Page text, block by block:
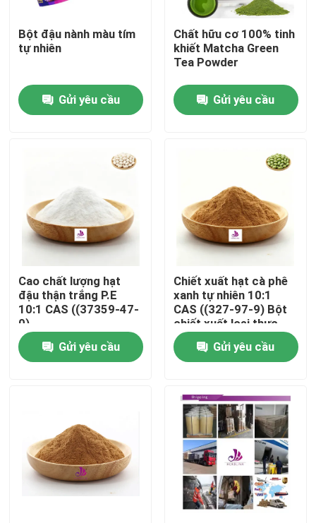
Trang chủ
Video
Về chúng tôi
Tham quan nhà máy
Kiểm soát chất lượng
Yêu cầu báo giá
Bột đậu nành màu tím
tự nhiên
Gửi yêu cầu
Chất hữu cơ 100% tinh
khiết Matcha Green
Tea Powder
Gửi yêu cầu
Cao chất lượng hạt
đậu thận trắng P.E
10:1 CAS ((37359-47-
0)
Gửi yêu cầu
Chiết xuất hạt cà phê
xanh tự nhiên 10:1
CAS ((327-97-9) Bột
chiết xuất loại thực
phẩm
Gửi yêu cầu